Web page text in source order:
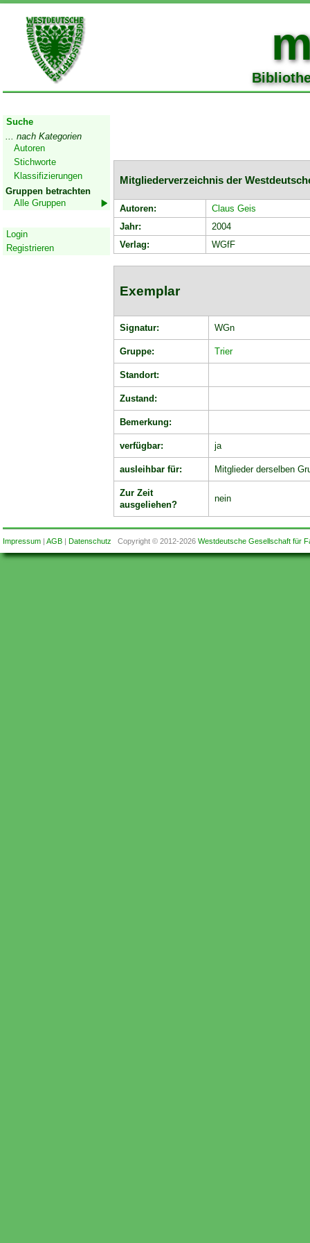
Suche
... nach Kategorien
Autoren
Stichworte
Klassifizierungen
Gruppen betrachten
Alle Gruppen
Login
Registrieren
Mitgliederverzeichnis der
Autoren:
Claus Geis
Jahr:
2004
Verlag:
WGfF
Exemplar
Signatur: WGn
Gruppe: Trier
Standort:
Zustand:
Bemerkung:
verfügbar: ja
ausleihbar für: Mitglieder derselben
Zur Zeit
ausgeliehen?
nein
Impressum| AGB| Datenschutz Copyright © 2012-2026 Westdeutsche Gesellschaft für